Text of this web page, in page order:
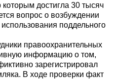
достигла 30 тысяч
вопрос о возбуждении
поддельного
правоохранительных
информацию о том,
зарегистрировал
В ходе проверки факт